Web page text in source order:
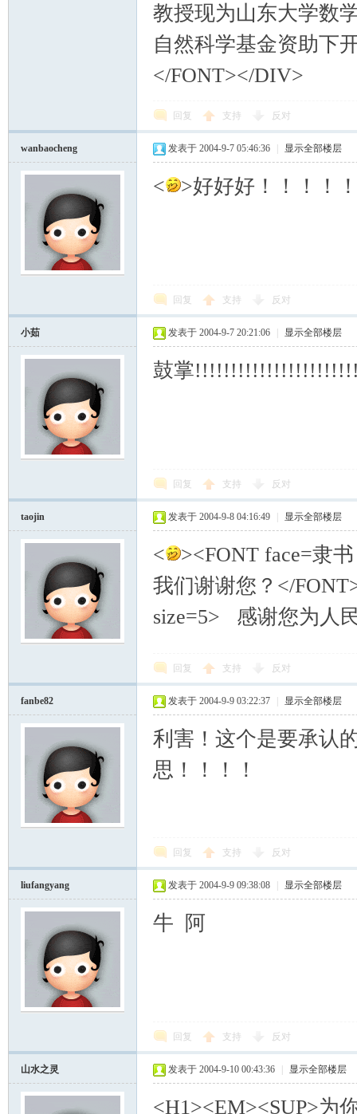
教授现为山东大学数
自然科学基金资助下
</FONT></DIV>
回复 支持 反对
wanbaocheng 发表于 2004-9-7 05:46:36 显示全部楼层
< >好好好！！！！
回复 支持 反对
小茹 发表于 2004-9-7 20:21:06 显示全部楼层
鼓掌
回复 支持 反对
taojin 发表于 2004-9-8 04:16:49 显示全部楼层
<
><FONT face=隶
我们谢谢您？</
size=5> 感谢您为人
回复 支持 反对
fanbe82 发表于 2004-9-9 03:22:37 显示全部楼层
利害！这个是要承认
思！！！！
回复 支持 反对
liufangyang 发表于 2004-9-9 09:38:08 显示全部楼层
牛 阿
回复 支持 反对
山水之灵 发表于 2004-9-10 00:43:36 显示全部楼层
<H1><EM><SUP>为